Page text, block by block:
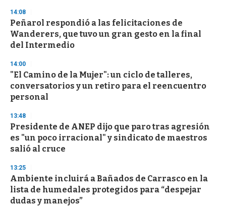
s
e
c
o
n
14:08
Peñarol respondió a las felicitaciones de
Wanderers, que tuvo un gran gesto en la final
del Intermedio
14:00
"El Camino de la Mujer": un ciclo de talleres,
conversatorios y un retiro para el reencuentro
personal
13:48
Presidente de ANEP dijo que paro tras agresión
es "un poco irracional" y sindicato de maestros
salió al cruce
13:25
Ambiente incluirá a Bañados de Carrasco en la
lista de humedales protegidos para “despejar
dudas y manejos”